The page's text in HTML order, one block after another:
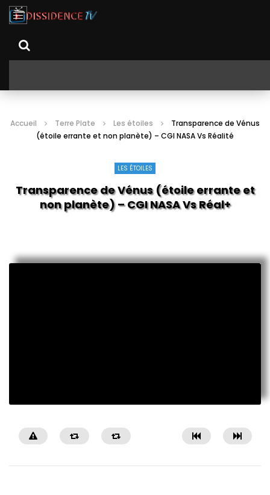
Accueil Terre Plate Les étoiles
Transparence de Vénus
(étoile errante et non planète) – CGI NASA Vs Réalité
LES ÉTOILES
Transparence de Vénus (étoile errante et
non planète) – CGI NASA Vs Réalité